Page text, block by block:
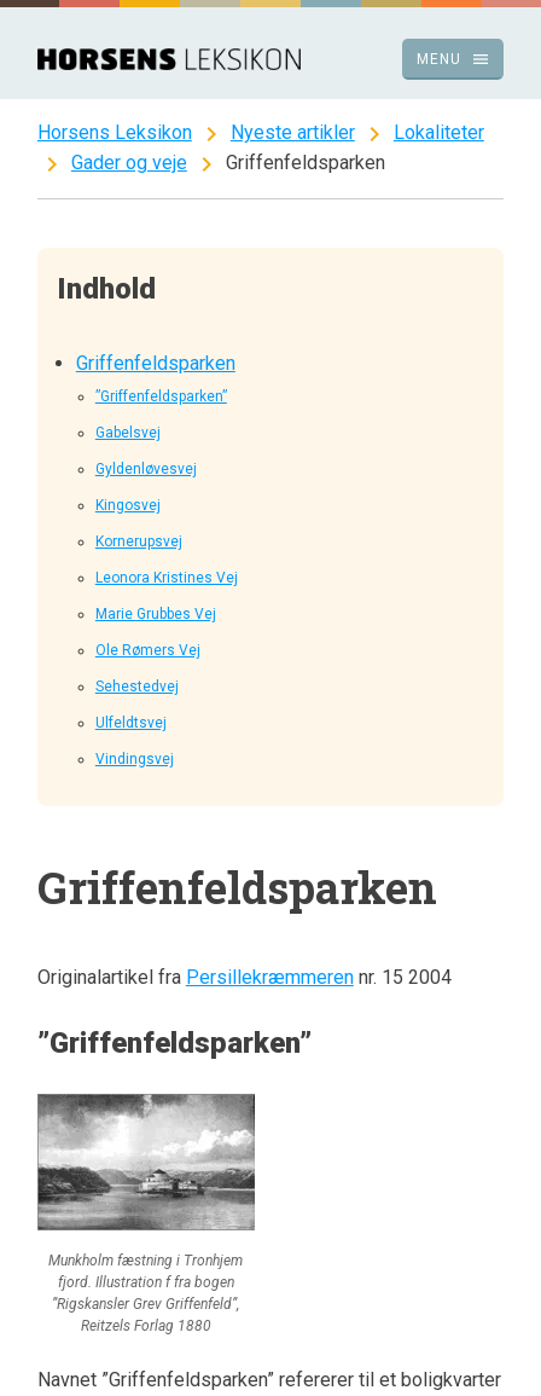
Spring
indhold
menu
MENU
Horsens Leksikon chevron_right Nyeste artikler chevron_right Lokaliteter
chevron_right Gader og veje chevron_right Griffenfeldsparken
Indhold
Griffenfeldsparken
”Griffenfeldsparken”
Gabelsvej
Gyldenløvesvej
Kingosvej
Kornerupsvej
Leonora Kristines Vej
Marie Grubbes Vej
Ole Rømers Vej
Sehestedvej
Ulfeldtsvej
Vindingsvej
Griffenfeldsparken
Originalartikel fra Persillekræmmerennr. 15 2004
”Griffenfeldsparken”
Munkholm fæstning i Tronhjem
fjord. Illustration f fra bogen
”Rigskansler Grev Griffenfeld”,
Reitzels Forlag 1880
Navnet ”Griffenfeldsparken” refererer til et boligkvarter